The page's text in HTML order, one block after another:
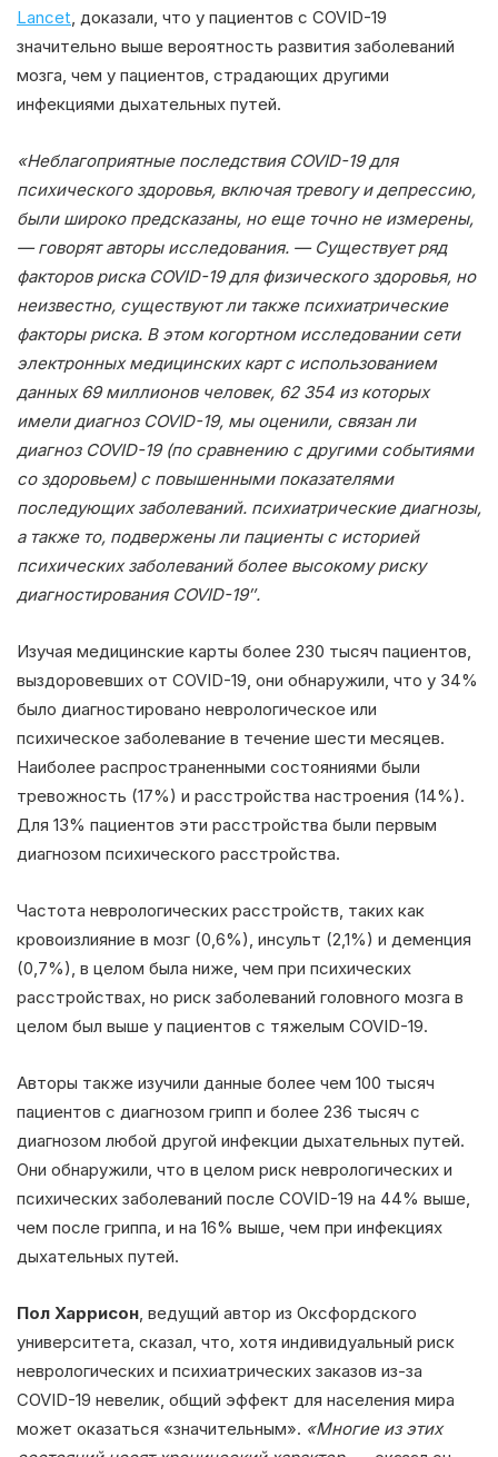
Lancet , доказали, что у пациентов с COVID-19
значительно выше вероятность развития заболеваний
мозга, чем у пациентов, страдающих другими
инфекциями дыхательных путей.
«Неблагоприятные последствия COVID-19 для
психического здоровья, включая тревогу и депрессию,
были широко предсказаны, но еще точно не измерены,
— говорят авторы исследования. — Существует ряд
факторов риска COVID-19 для физического здоровья, но
неизвестно, существуют ли также психиатрические
факторы риска. В этом когортном исследовании сети
электронных медицинских карт с использованием
данных 69 миллионов человек, 62 354 из которых
имели диагноз COVID-19, мы оценили, связан ли
диагноз COVID-19 (по сравнению с другими событиями
со здоровьем) с повышенными показателями
последующих заболеваний. психиатрические диагнозы,
а также то, подвержены ли пациенты с историей
психических заболеваний более высокому риску
диагностирования COVID-19″.
Изучая медицинские карты более 230 тысяч пациентов,
выздоровевших от COVID-19, они обнаружили, что у 34%
было диагностировано неврологическое или
психическое заболевание в течение шести месяцев.
Наиболее распространенными состояниями были
тревожность (17%) и расстройства настроения (14%).
Для 13% пациентов эти расстройства были первым
диагнозом психического расстройства.
Частота неврологических расстройств, таких как
кровоизлияние в мозг (0,6%), инсульт (2,1%) и деменция
(0,7%), в целом была ниже, чем при психических
расстройствах, но риск заболеваний головного мозга в
целом был выше у пациентов с тяжелым COVID-19.
Авторы также изучили данные более чем 100 тысяч
пациентов с диагнозом грипп и более 236 тысяч с
диагнозом любой другой инфекции дыхательных путей.
Они обнаружили, что в целом риск неврологических и
психических заболеваний после COVID-19 на 44% выше,
чем после гриппа, и на 16% выше, чем при инфекциях
дыхательных путей.
Пол Харрисон , ведущий автор из Оксфордского
университета, сказал, что, хотя индивидуальный риск
неврологических и психиатрических заказов из-за
COVID-19 невелик, общий эффект для населения мира
может оказаться «значительным». «Многие из этих